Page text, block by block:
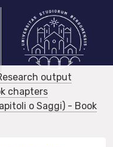
output
chapters
o Saggi) - Book